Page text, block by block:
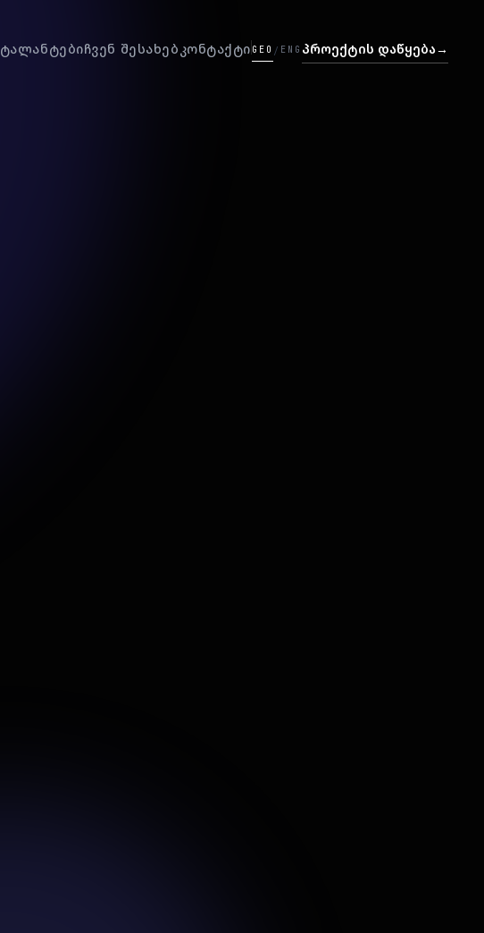
ტალანტებიჩვენ შესახებკონტაქტი GEO / ENG პროექტის დაწყება→